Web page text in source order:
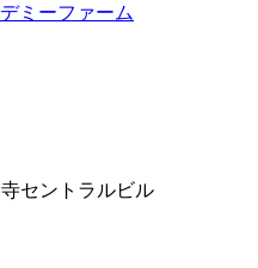
ミーファーム
セントラルビル